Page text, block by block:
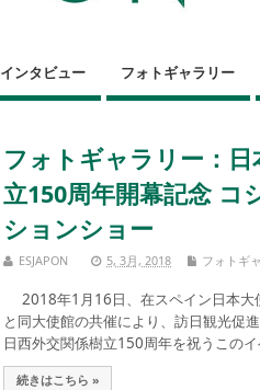
インタビュー フォトギャラリー
フォトギャラリー：
立150周年開幕記念 コ
ションショー
ESJAPON 5, 3月, 2018 フォトギ
2018年1月16日、在スペイン日本大
と同大使館の共催により、訪日観光促
日西外交関係樹立150周年を祝うこの
続きはこちら »